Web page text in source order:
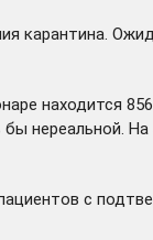
находится
нереальной.
с